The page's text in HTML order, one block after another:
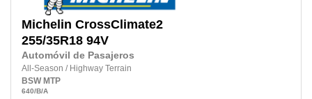
Michelin CrossClimate2
255/35R18 94V
Automóvil de Pasajeros
All-Season / Highway Terrain
BSW MTP
640/B/A